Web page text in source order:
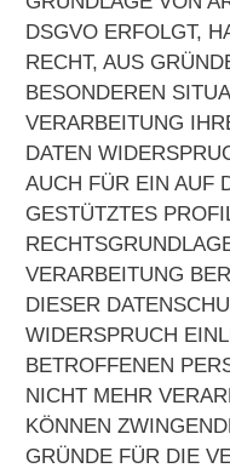
DSGVO ERFOLGT,
RECHT, AUS
BESONDEREN
VERARBEITUNG
DATEN
AUCH FÜR EIN AUF
GESTÜTZTES
VERARBEITUNG
DIESER
WIDERSPRUCH
BETROFFENEN
NICHT MEHR
KÖNNEN
GRÜNDE FÜR DIE